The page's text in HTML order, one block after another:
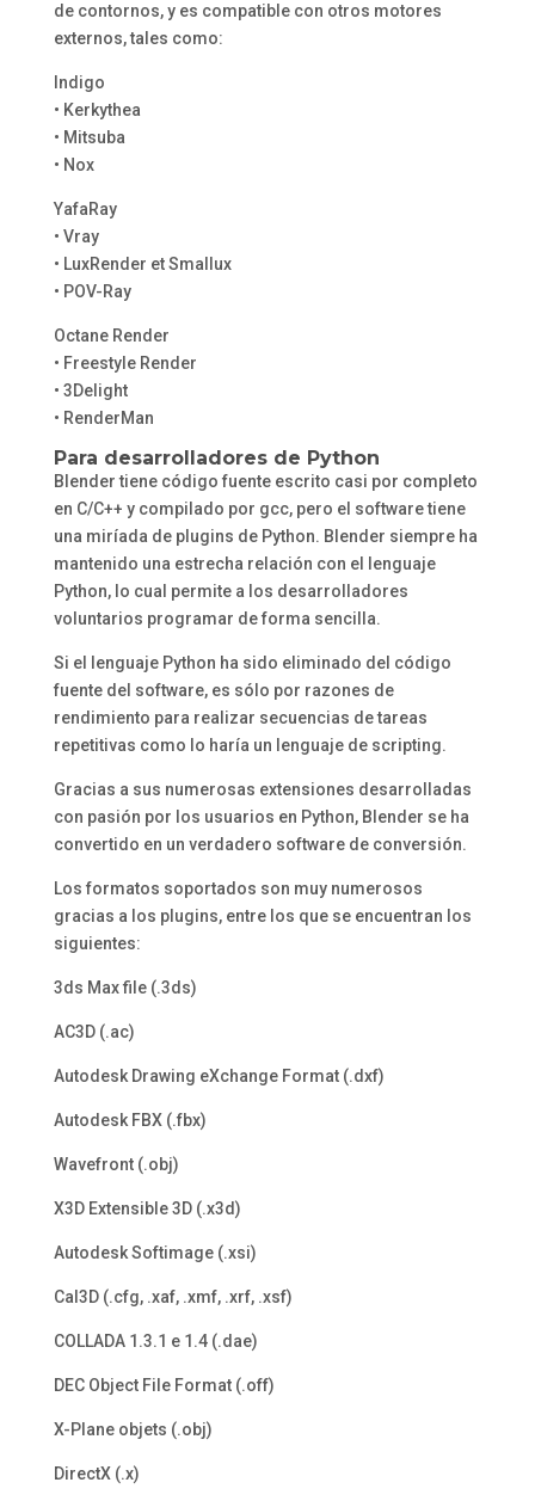
de contornos, y es compatible con otros motores
externos, tales como:
Indigo
• Kerkythea
• Mitsuba
• Nox
YafaRay
• Vray
• LuxRender et Smallux
• POV-Ray
Octane Render
• Freestyle Render
• 3Delight
• RenderMan
Para desarrolladores de Python
Blender tiene código fuente escrito casi por completo
en C/C++ y compilado por gcc, pero el software tiene
una miríada de plugins de Python. Blender siempre ha
mantenido una estrecha relación con el lenguaje
Python, lo cual permite a los desarrolladores
voluntarios programar de forma sencilla.
Si el lenguaje Python ha sido eliminado del código
fuente del software, es sólo por razones de
rendimiento para realizar secuencias de tareas
repetitivas como lo haría un lenguaje de scripting.
Gracias a sus numerosas extensiones desarrolladas
con pasión por los usuarios en Python, Blender se ha
convertido en un verdadero software de conversión.
Los formatos soportados son muy numerosos
gracias a los plugins, entre los que se encuentran los
siguientes:
3ds Max file (.3ds)
AC3D (.ac)
Autodesk Drawing eXchange Format (.dxf)
Autodesk FBX (.fbx)
Wavefront (.obj)
X3D Extensible 3D (.x3d)
Autodesk Softimage (.xsi)
Cal3D (.cfg, .xaf, .xmf, .xrf, .xsf)
COLLADA 1.3.1 e 1.4 (.dae)
DEC Object File Format (.off)
X-Plane objets (.obj)
DirectX (.x)